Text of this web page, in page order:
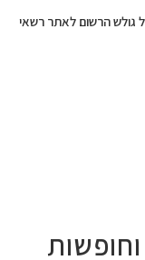
גולש הרשום לאתר רשאי